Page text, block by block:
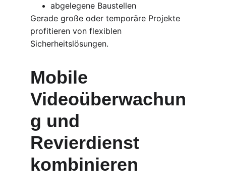
abgelegene Baustellen
Gerade große oder temporäre Projekte
profitieren von flexiblen
Sicherheitslösungen.
Mobile
Videoüberwachun
g und
Revierdienst
kombinieren